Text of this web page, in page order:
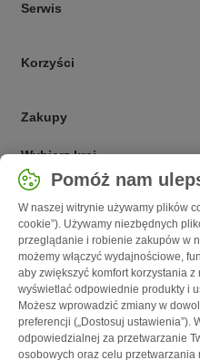
Serwis
Korzyści
Zakupy
Wybierz kraj
Polska / PL
Follow zooplus
Pomóż nam
W naszej witrynie używamy plików
cookie”). Używamy niezbędnych
przeglądanie i robienie zakupów w
możemy włączyć wydajnościowe,
aby zwiększyć komfort korzystania
wyświetlać odpowiednie produkty i
Możesz wprowadzić zmiany w
preferencji („Dostosuj ustawienia”).
odpowiedzialnej za przetwarzanie
osobowych oraz celu